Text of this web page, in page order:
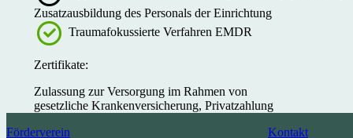
Zusatzausbildung des Personals der Einrichtung
Traumafokussierte Verfahren EMDR
Zertifikate:
Zulassung zur Versorgung im Rahmen von
gesetzliche Krankenversicherung, Privatzahlung
Förderverein
Kontakt